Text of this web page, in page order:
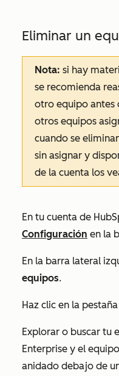
Eliminar un
Nota: si hay
se recomienda
otro equipo antes
otros equipos
cuando se
sin asignar y
de la cuenta los
En tu cuenta de
Configuración en la
En la barra lateral
equipos.
Haz clic en la pestaña
Explorar o buscar tu
Enterprise y el
anidado debajo de